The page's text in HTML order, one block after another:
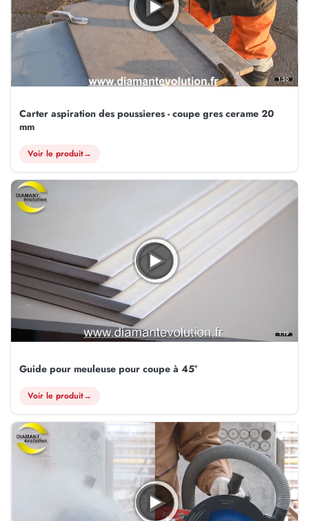
1:50
Carter aspiration des poussieres - coupe gres cerame 20
mm
Voir le produit→
1:19
Guide pour meuleuse pour coupe à 45°
Voir le produit→